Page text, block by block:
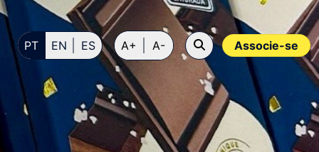
Associe-se
PT EN ES A+ A-